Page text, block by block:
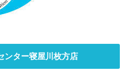
ンター寝屋川枚方店